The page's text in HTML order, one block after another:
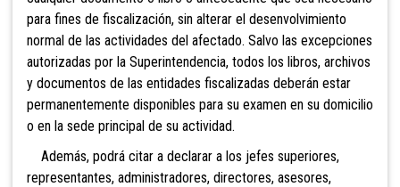
para fines de fiscalización, sin alterar el desenvolvimiento
normal de las actividades del afectado. Salvo las excepciones
autorizadas por la Superintendencia, todos los libros, archivos
y documentos de las entidades fiscalizadas deberán estar
permanentemente disponibles para su examen en su domicilio
o en la sede principal de su actividad.
Además, podrá citar a declarar a los jefes superiores,
representantes, administradores, directores, asesores,